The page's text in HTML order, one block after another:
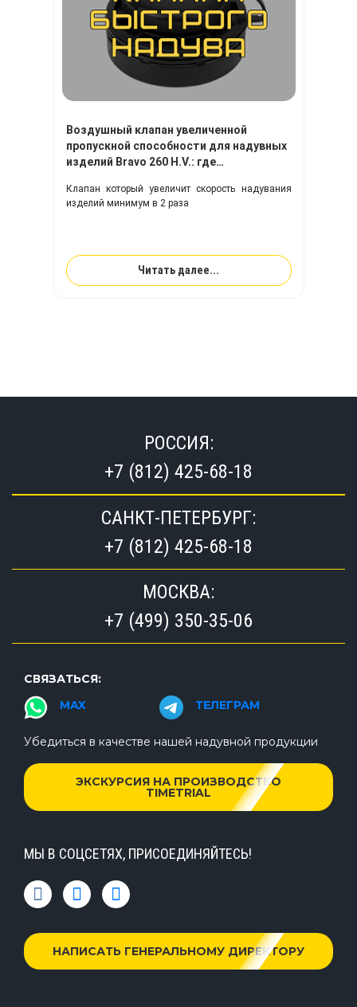
Воздушный клапан увеличенной
пропускной способности для надувных
изделий Bravo 260 H.V.: где
преимущества
Клапан который увеличит скорость надувания
изделий минимум в 2 раза
Читать далее...
РОССИЯ:
+7 (812) 425-68-18
САНКТ-ПЕТЕРБУРГ:
+7 (812) 425-68-18
МОСКВА:
+7 (499) 350-35-06
СВЯЗАТЬСЯ:
MAX
ТЕЛЕГРАМ
Убедиться в качестве нашей надувной продукции
ЭКСКУРСИЯ НА ПРОИЗВОДСТВО
TIMETRIAL
МЫ В СОЦСЕТЯХ, ПРИСОЕДИНЯЙТЕСЬ!
НАПИСАТЬ ГЕНЕРАЛЬНОМУ ДИРЕКТОРУ